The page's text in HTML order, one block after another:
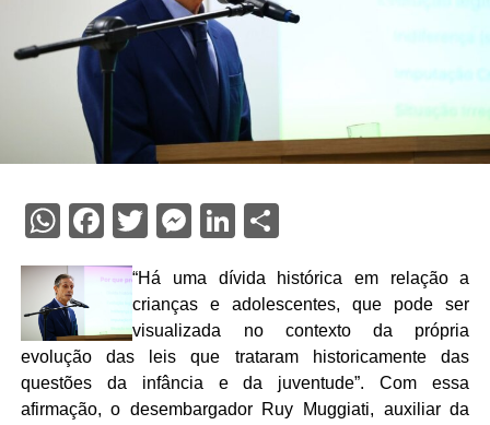
WhatsApp
Facebook
TwitterMessenger
LinkedIn
“Há uma dívida histórica em relação a
crianças e adolescentes, que pode ser
visualizada no contexto da própria
evolução das leis que trataram historicamente das
questões da infância e da juventude”. Com essa
afirmação, o desembargador Ruy Muggiati, auxiliar da